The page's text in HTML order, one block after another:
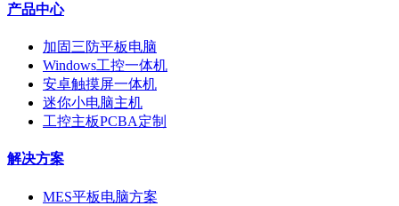
产品中心
加固三防平板电脑
Windows工控一体机
安卓触摸屏一体机
迷你小电脑主机
工控主板PCBA定制
解决方案
MES平板电脑方案